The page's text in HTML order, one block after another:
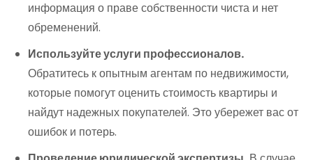
информация о праве собственности чиста и нет
обременений.
Используйте услуги профессионалов.
Обратитесь к опытным агентам по недвижимости,
которые помогут оценить стоимость квартиры и
найдут надежных покупателей. Это убережет вас от
ошибок и потерь.